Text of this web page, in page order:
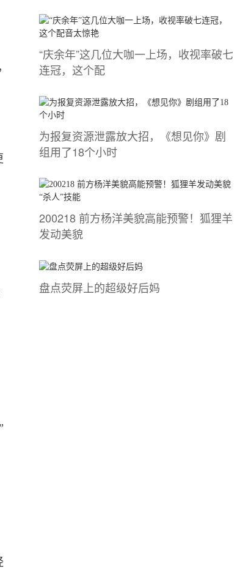
“庆余年”这几位大咖一上场，收视率破七
连冠，这个配
为报复资源泄露放大招，《想见你》剧
组用了18个小时
200218 前方杨洋美貌高能预警！狐狸羊
发动美貌
盘点荧屏上的超级好后妈